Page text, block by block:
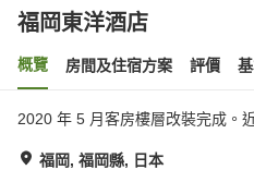
福岡東洋酒店
概覽 房間及住宿方案 評價
2020 年 5 月客房樓層改裝完成。
福岡, 福岡縣, 日本